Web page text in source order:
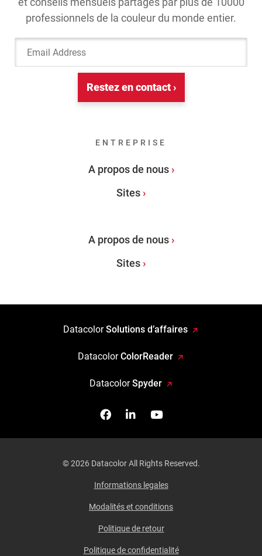
professionnels de la couleur du monde entier.
Email Address
Restez en contact ›
ENTREPRISE
A propos de nous
Sites
A propos de nous
Sites
DatacolorSolutions d’affaires
DatacolorColorReader
DatacolorSpyder
FacebookFollow us on Linkedin
Watch us on
© 2026 Datacolor All Rights Reserved.
Informations legales
Modalités et conditions
Politique de retour
Politique de confidentialité